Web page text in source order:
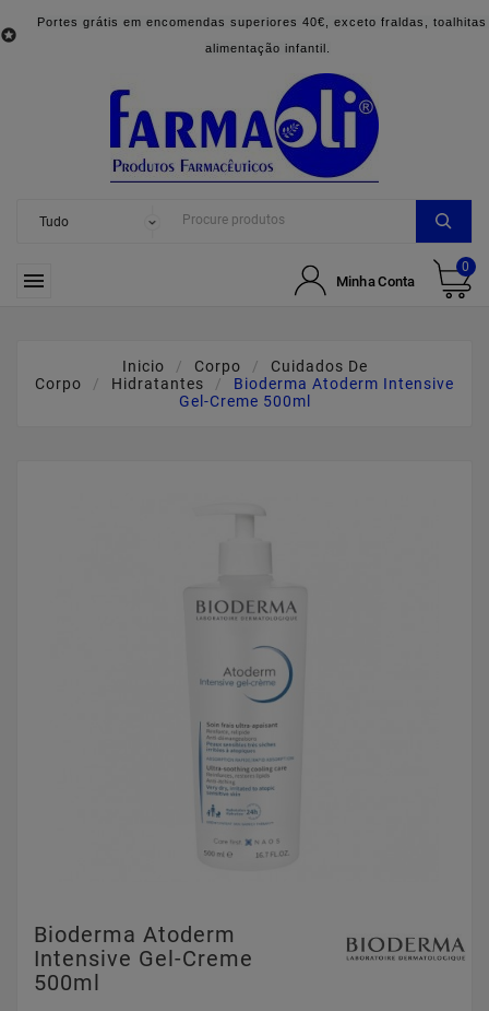

Portes grátis em encomendas superiores 40€, exceto fraldas, toalhitas
alimentação infantil.
 Minha Conta
0
Inicio Corpo
Cuidados De
Corpo
Hidratantes
Bioderma Atoderm Intensive
Gel-Creme 500ml
Bioderma Atoderm
Intensive Gel-Creme
500ml